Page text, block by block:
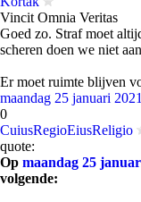
Vincit Omnia Veritas
Goed zo. Straf moet
scheren doen we niet
Er moet ruimte blijven
maandag 25 januari
0
CuiusRegioEiusReligio
quote:
Op maandag 25
volgende: